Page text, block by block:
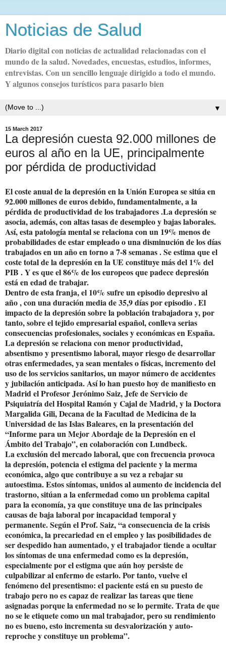
Noticias de Salud
Diario digital con noticias de actualidad relacionadas con el
mundo de la salud. Novedades, encuestas, estudios, informes,
entrevistas. Con un sencillo lenguaje dirigido a todo el mundo.
Y algunos consejos turísticos para pasarlo bien
▼
15 March 2017
La depresión cuesta 92.000 millones de
euros al año en la UE, principalmente
por pérdida de productividad
El coste anual de la depresión en la Unión Europea se sitúa en
92.000 millones de euros debido, fundamentalmente, a la
pérdida de productividad de los trabajadores .La depresión se
asocia, además, con altas tasas de desempleo y bajas laborales.
Así, esta patología mental se relaciona con un 19% menos de
probabilidades de estar empleado o una disminución de los días
trabajados en un año en torno a 7-8 semanas . Se estima que el
coste total de la depresión en la UE constituye más del 1% del
PIB . Y es que el 86% de los europeos que padece depresión
está en edad de trabajar.
Dentro de esta franja, el 10% sufre un episodio depresivo al
año , con una duración media de 35,9 días por episodio . El
impacto de la depresión sobre la población trabajadora y, por
tanto, sobre el tejido empresarial español, conlleva serias
consecuencias profesionales, sociales y económicas en España.
La depresión se relaciona con menor productividad,
absentismo y presentismo laboral, mayor riesgo de desarrollar
otras enfermedades, ya sean mentales o físicas, incremento del
uso de los servicios sanitarios, un mayor número de accidentes
y jubilación anticipada. Así lo han puesto hoy de manifiesto en
Madrid el Profesor Jerónimo Saiz, Jefe de Servicio de
Psiquiatría del Hospital Ramón y Cajal de Madrid, y la Doctora
Margalida Gili, Decana de la Facultad de Medicina de la
Universidad de las Islas Baleares, en la presentación del
“Informe para un Mejor Abordaje de la Depresión en el
Ámbito del Trabajo”, en colaboración con Lundbeck.
La exclusión del mercado laboral, que con frecuencia provoca
la depresión, potencia el estigma del paciente y la merma
económica, algo que contribuye a su vez a rebajar su
autoestima. Estos síntomas, unidos al aumento de incidencia del
trastorno, sitúan a la enfermedad como un problema capital
para la economía, ya que constituye una de las principales
causas de baja laboral por incapacidad temporal y
permanente. Según el Prof. Saiz, “a consecuencia de la crisis
económica, la precariedad en el empleo y las posibilidades de
ser despedido han aumentado, y el trabajador tiende a ocultar
los síntomas de una enfermedad como es la depresión,
especialmente por el estigma que aún hoy persiste de
culpabilizar al enfermo de estarlo. Por tanto, vuelve el
fenómeno del presentismo: el paciente está en su puesto de
trabajo pero no es capaz de realizar las tareas que tiene
asignadas porque la enfermedad no se lo permite. Trata de que
no se le etiquete como un mal trabajador, pero su rendimiento
no es bueno, esto incrementa su desvalorización y auto-
reproche y constituye un problema”.